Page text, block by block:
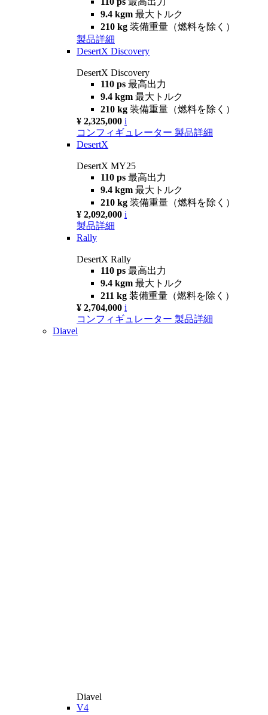
9.4 kgm 最大トルク
210 kg 装備重量（燃料を除く）
製品詳細
DesertX Discovery
DesertX Discovery
110 ps 最高出力
9.4 kgm 最大トルク
210 kg 装備重量（燃料を除く）
¥ 2,325,000 i
コンフィギュレーター 製品詳細
DesertX
DesertX MY25
110 ps 最高出力
9.4 kgm 最大トルク
210 kg 装備重量（燃料を除く）
¥ 2,092,000 i
製品詳細
Rally
DesertX Rally
110 ps 最高出力
9.4 kgm 最大トルク
211 kg 装備重量（燃料を除く）
¥ 2,704,000 i
コンフィギュレーター 製品詳細
Diavel
Diavel
V4